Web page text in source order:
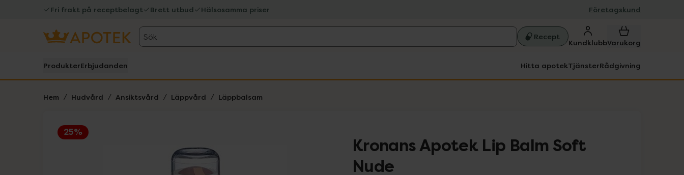
Fri frakt på receptbelagt Brett utbud Hälsosamma priser Företagskund
Sök Recept
KundklubbVarukorg
ProdukterErbjudanden Hitta apotekTjänsterRådgivning
Hem Hudvård Ansiktsvård Läppvård Läppbalsam
25%
Lista: . Innehåller 1 objekt.
Kronans Apotek Lip Balm Soft
Nude